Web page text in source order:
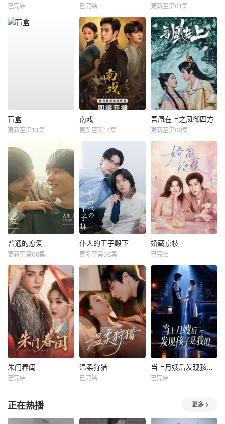
已完结 已完结 更新至第01集
盲盒
更新至第13集
南戏
更新至第14集
吾凰在上之凤御四方
更新至第08集
普通的恋爱
更新至第06集
仆人的王子殿下
更新至第06集
娇藏京枝
已完结
朱门春闺
已完结
温柔狩猎
已完结
当上月嫂后发现孩子是我的
已完结
正在热播 更多